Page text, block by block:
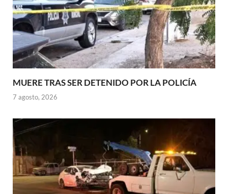
MUERE TRAS SER DETENIDO POR LA POLICÍA
7 agosto, 2026